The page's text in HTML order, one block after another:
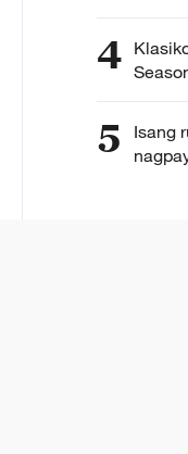
4
5
Isang